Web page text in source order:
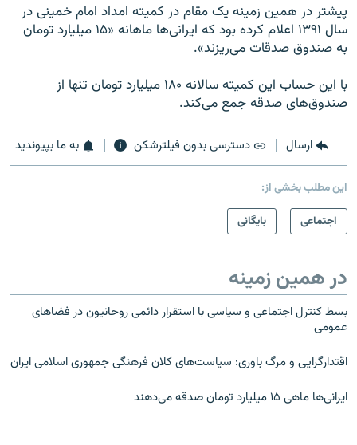
پیشتر در همین زمینه یک مقام در کمیته امداد امام خمینی در
سال ۱۳۹۱ اعلام کرده بود که ایرانی‌ها ماهانه «۱۵ میلیارد تومان
به صندوق صدقات می‌ریزند».
با این حساب این کمیته سالانه ۱۸۰ میلیارد تومان تنها از
صندوق‌های صدقه جمع می‌کند.
ارسال دسترسی بدون فیلترشکن به ما بپیوندید
این مطلب بخشی از:
اجتماعی
بایگانی
در همین زمینه
بسط کنترل اجتماعی و سياسی با استقرار دائمی روحانيون در فضاهای
عمومی
اقتدارگرایی و مرگ باوری: سیاست‌های کلان فرهنگی جمهوری اسلامی ایران
ایرانی‌ها ماهی ۱۵ میلیارد تومان صدقه می‌دهند